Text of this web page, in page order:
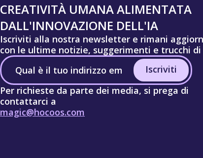
CREATIVITÀ UMANA ALIMENTATA
DALL'INNOVAZIONE DELL'IA
Iscriviti alla nostra newsletter e rimani
con le ultime notizie, suggerimenti e trucchi di
Iscriviti
Per richieste da parte dei media, si prega di
contattarci a
magic@hocoos.com